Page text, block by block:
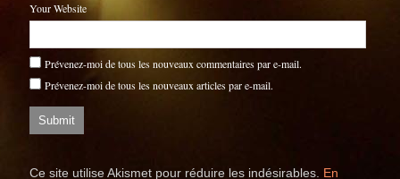
Your Website
Prévenez-moi de tous les nouveaux commentaires par e-mail.
Prévenez-moi de tous les nouveaux articles par e-mail.
Ce site utilise Akismet pour réduire les indésirables. En